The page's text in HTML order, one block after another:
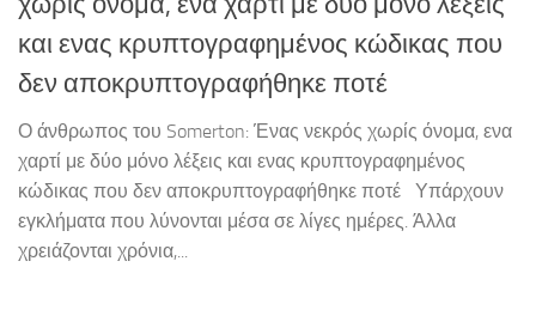
και ενας κρυπτογραφημένος κώδικας που
δεν αποκρυπτογραφήθηκε ποτέ
Ο άνθρωπος του Somerton: Ένας νεκρός χωρίς όνομα, ενα
χαρτί με δύο μόνο λέξεις και ενας κρυπτογραφημένος
κώδικας που δεν αποκρυπτογραφήθηκε ποτέ Υπάρχουν
εγκλήματα που λύνονται μέσα σε λίγες ημέρες. Άλλα
χρειάζονται χρόνια,...